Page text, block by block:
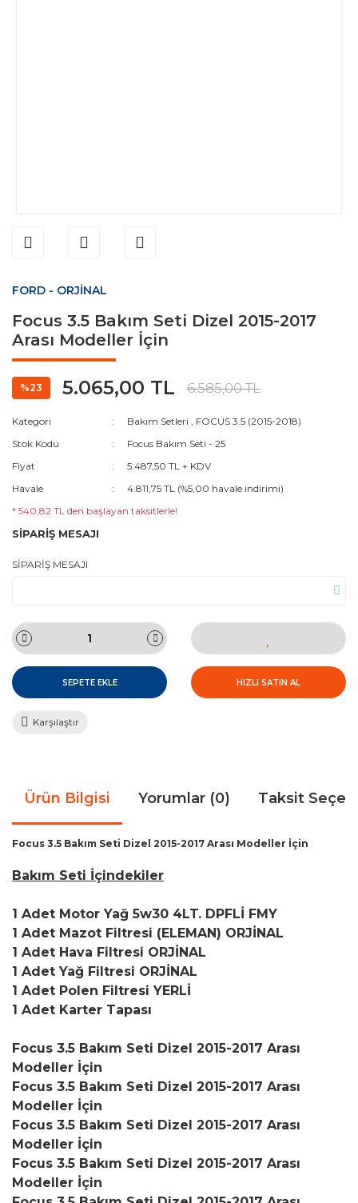
FORD - ORJİNAL
Focus 3.5 Bakım Seti Dizel 2015-2017
Arası Modeller İçin
%23 5.065,00 TL 6.585,00 TL
Kategori Bakım Setleri , FOCUS 3.5 (2015-2018)
Stok Kodu
Focus Bakım Seti - 25
Fiyat
5.487,50 TL + KDV
Havale
4.811,75 TL (%5,00 havale indirimi)
* 540,82 TL den başlayan taksitlerle!
SİPARİŞ MESAJI
SİPARİŞ MESAJI
SEPETE EKLE HIZLI SATIN AL
Karşılaştır
Ürün Bilgisi Yorumlar (0) Taksit
Focus 3.5 Bakım Seti Dizel 2015-2017 Arası Modeller İçin
Bakım Seti İçindekiler
1 Adet Motor Yağ 5w30 4LT. DPFLİ FMY
1 Adet Mazot Filtresi (ELEMAN) ORJİNAL
1 Adet Hava Filtresi ORJİNAL
1 Adet Yağ Filtresi ORJİNAL
1 Adet Polen Filtresi YERLİ
1 Adet Karter Tapası
Focus 3.5 Bakım Seti Dizel 2015-2017 Arası
Modeller İçin
Focus 3.5 Bakım Seti Dizel 2015-2017 Arası
Modeller İçin
Focus 3.5 Bakım Seti Dizel 2015-2017 Arası
Modeller İçin
Focus 3.5 Bakım Seti Dizel 2015-2017 Arası
Modeller İçin